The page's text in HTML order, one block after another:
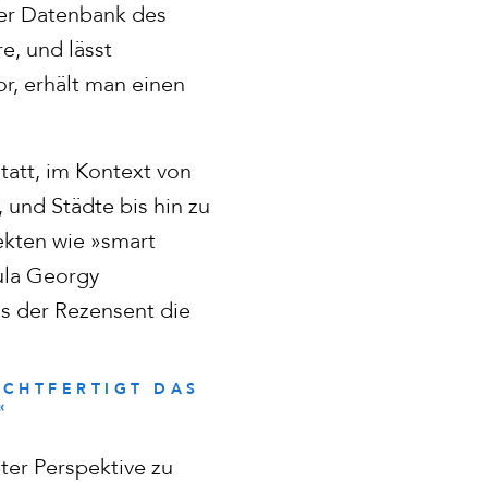
Datenbank des
und lässt
erhält man einen
im Kontext von
Städte bis hin zu
wie »smart
Georgy
der Rezensent die
DAS
Perspektive zu